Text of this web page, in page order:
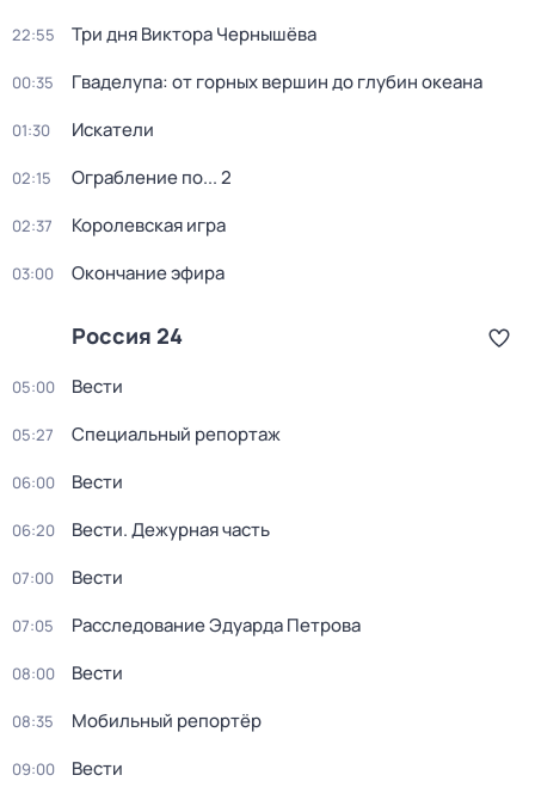
22:55 Три дня Виктора Чернышёва
00:35 Гваделупа: от горных вершин до глубин океана
01:30 Искатели
02:15 Ограбление по... 2
02:37 Королевская игра
03:00 Окончание эфира
Россия 24
05:00 Вести
05:27 Специальный репортаж
06:00 Вести
06:20 Вести. Дежурная часть
07:00 Вести
07:05 Расследование Эдуарда Петрова
08:00 Вести
08:35 Мобильный репортёр
09:00 Вести